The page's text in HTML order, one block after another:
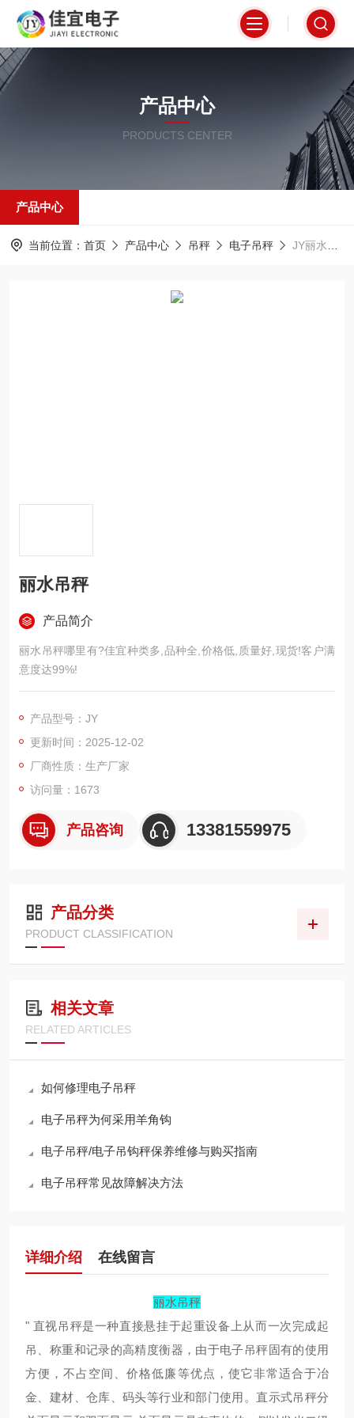
产品中心
PRODUCTS CENTER
产品中心
当前位置： 首页 产品中心 吊秤 电子吊秤 JY丽水吊秤
丽水吊秤
产品简介
丽水吊秤哪里有?佳宜种类多,品种全,价格低,质量好,现货!客户满
意度达99%!
产品型号：JY
更新时间：2025-12-02
厂商性质：生产厂家
访问量：1673
产品咨询 13381559975
产品分类
PRODUCT CLASSIFICATION
相关文章
RELATED ARTICLES
如何修理电子吊秤
电子吊秤为何采用羊角钩
电子吊秤/电子吊钩秤保养维修与购买指南
电子吊秤常见故障解决方法
详细介绍 在线留言
丽水吊秤
" 直视吊秤是一种直接悬挂于起重设备上从而一次完成起
吊、称重和记录的高精度衡器，由于电子吊秤固有的使用
方便，不占空间、价格低廉等优点，使它非常适合于冶
金、建材、仓库、码头等行业和部门使用。直示式吊秤分